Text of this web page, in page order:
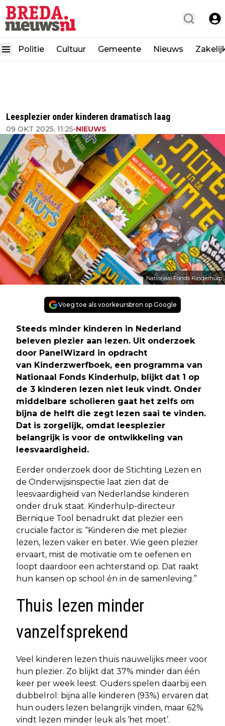
Politie Cultuur Gemeente Nieuws
Leesplezier onder kinderen dramatisch laag
09 OKT 2025, 11:25•NIEUWS
Nationaal Fonds Kinderhulp
Voeg toe als voorkeursbron op Google
Steeds minder kinderen in Nederland
beleven plezier aan lezen. Uit onderzoek
door PanelWizard in opdracht
van Kinderzwerfboek, een programma van
Nationaal Fonds Kinderhulp, blijkt dat 1 op
de 3 kinderen lezen niet leuk vindt. Onder
middelbare scholieren gaat het zelfs om
bijna de helft die zegt lezen saai te vinden.
Dat is zorgelijk, omdat leesplezier
belangrijk is voor de ontwikkeling van
leesvaardigheid.
Eerder onderzoek door de Stichting Lezen en
de Onderwijsinspectie laat zien dat de
leesvaardigheid van Nederlandse kinderen
onder druk staat. Kinderhulp-directeur
Bernique Tool benadrukt dat plezier een
cruciale factor is: “Kinderen die met plezier
lezen, lezen vaker en beter. Wie geen plezier
ervaart, mist de motivatie om te oefenen en
loopt daardoor een achterstand op. Dat raakt
hun kansen op school én in de samenleving.”
Thuis lezen minder
vanzelfsprekend
Veel kinderen lezen thuis nauwelijks meer voor
hun plezier. Zo blijkt dat 37% minder dan één
keer per week leest. Ouders spelen daarbij een
dubbelrol: bijna alle kinderen (93%) ervaren dat
hun ouders lezen belangrijk vinden, maar 62%
vindt lezen minder leuk als ‘het moet’.